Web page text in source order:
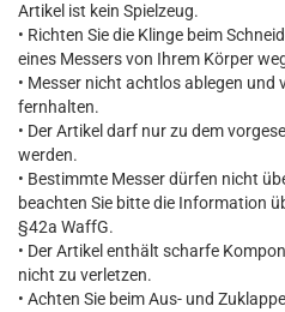
Artikel ist kein Spielzeug.
• Richten Sie die Klinge beim
eines Messers von Ihrem Körper
• Messer nicht achtlos ablegen und
fernhalten.
• Der Artikel darf nur zu dem
werden.
• Bestimmte Messer dürfen nicht
beachten Sie bitte die Information
§42a WaffG.
• Der Artikel enthält scharfe
nicht zu verletzen.
• Achten Sie beim Aus- und